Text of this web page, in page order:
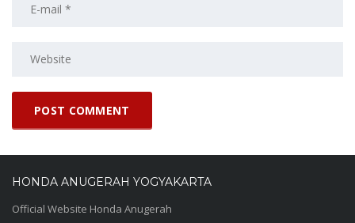
HONDA ANUGERAH YOGYAKARTA
Official Website Honda Anugerah